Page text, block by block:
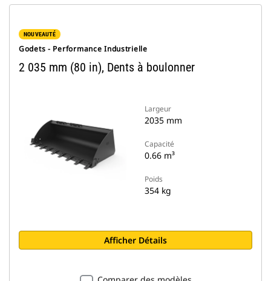
NOUVEAUTÉ
Godets - Performance Industrielle
2 035 mm (80 in), Dents à boulonner
Largeur
2035 mm
Capacité
0.66 m³
Poids
354 kg
Afficher Détails